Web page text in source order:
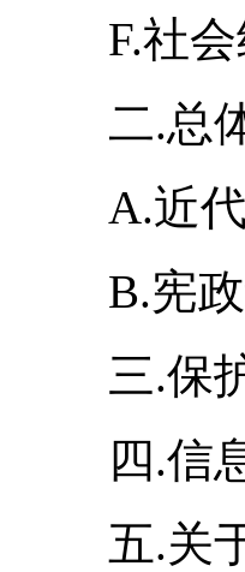
F.社
二.总
A.近
B.宪
三.保
四.信
五.关